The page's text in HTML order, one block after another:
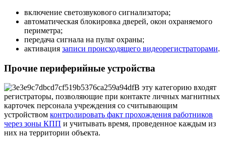
включение светозвукового сигнализатора;
автоматическая блокировка дверей, окон охраняемого
периметра;
передача сигнала на пульт охраны;
активация записи происходящего видеорегистраторами.
Прочие периферийные устройства
В эту категорию входят
регистраторы, позволяющие при контакте личных магнитных
карточек персонала учреждения со считывающим
устройством контролировать факт прохождения работников
через зоны КПП и учитывать время, проведенное каждым из
них на территории объекта.